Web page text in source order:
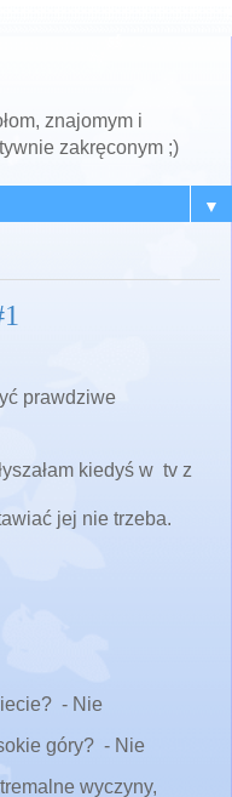
znajomym i
zakręconym ;)
▼
prawdziwe
kiedyś w tv z
jej nie trzeba.
- Nie
góry? - Nie
wyczyny,